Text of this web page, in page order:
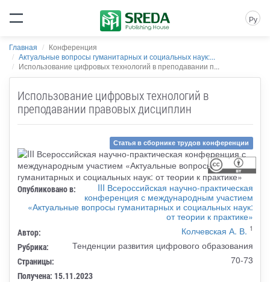
Ру
Главная
Конференция
Актуальные вопросы гуманитарных и социальных наук:...
Использование цифровых технологий в преподавании п...
Использование цифровых технологий в
преподавании правовых дисциплин
Статья в сборнике трудов конференции
Опубликовано в:
III Всероссийская научно-практическая
конференция с международным участием
«Актуальные вопросы гуманитарных и социальных наук:
от теории к практике»
Автор: Колчевская А. В. 1
Рубрика: Тенденции развития цифрового образования
Страницы: 70-73
Получена: 15.11.2023